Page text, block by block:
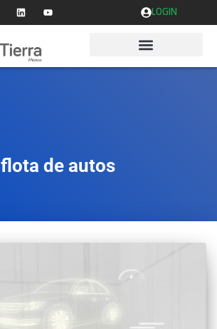
LOGIN
flota de autos